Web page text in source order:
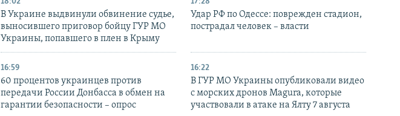
В Украине выдвинули обвинение судье,
выносившего приговор бойцу ГУР МО
Украины, попавшего в плен в Крыму
Удар РФ по Одессе: поврежден стадион,
пострадал человек – власти
16:59
60 процентов украинцев против
передачи России Донбасса в обмен на
гарантии безопасности – опрос
16:22
В ГУР МО Украины опубликовали видео
с морских дронов Magura, которые
участвовали в атаке на Ялту 7 августа